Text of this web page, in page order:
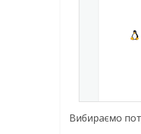
Вибираємо